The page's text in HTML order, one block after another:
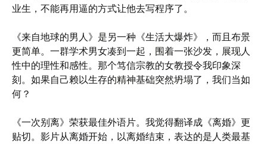
业生，不能再用逼的方式让他去写程序了。
《来自地球的男人》是另一种《生活大爆炸》，而且布景
更简单。一群学术男女凑到一起，围着一张沙发，展现人
性中的理性和感性。那个笃信宗教的女教授令我印象深
刻。如果自己赖以生存的精神基础突然坍塌了，我们当如
何？
《一次别离》荣获最佳外语片。我觉得翻译成《离婚》更
贴切。影片从离婚开始，以离婚结束，表达的是人类最基